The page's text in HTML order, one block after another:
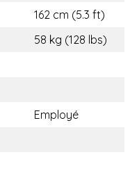
162 cm (5.3 ft)
58 kg (128 lbs)
Employé